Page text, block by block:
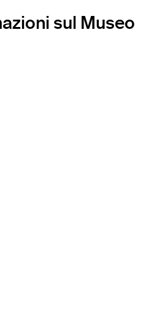
sul Museo